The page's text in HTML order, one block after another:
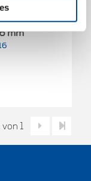
mm
1 von 1